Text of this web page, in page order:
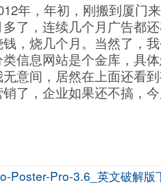
年，年初，刚搬到厦门
了，连续几个月广告都
，烧几个月。当然了，
信息网站是个金库，具
意间，居然在上面还看
了，企业如果还不搞，
Poster-Pro-3.6_英文破解版